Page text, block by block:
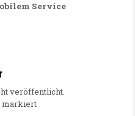
Service
veröffentlicht.
markiert